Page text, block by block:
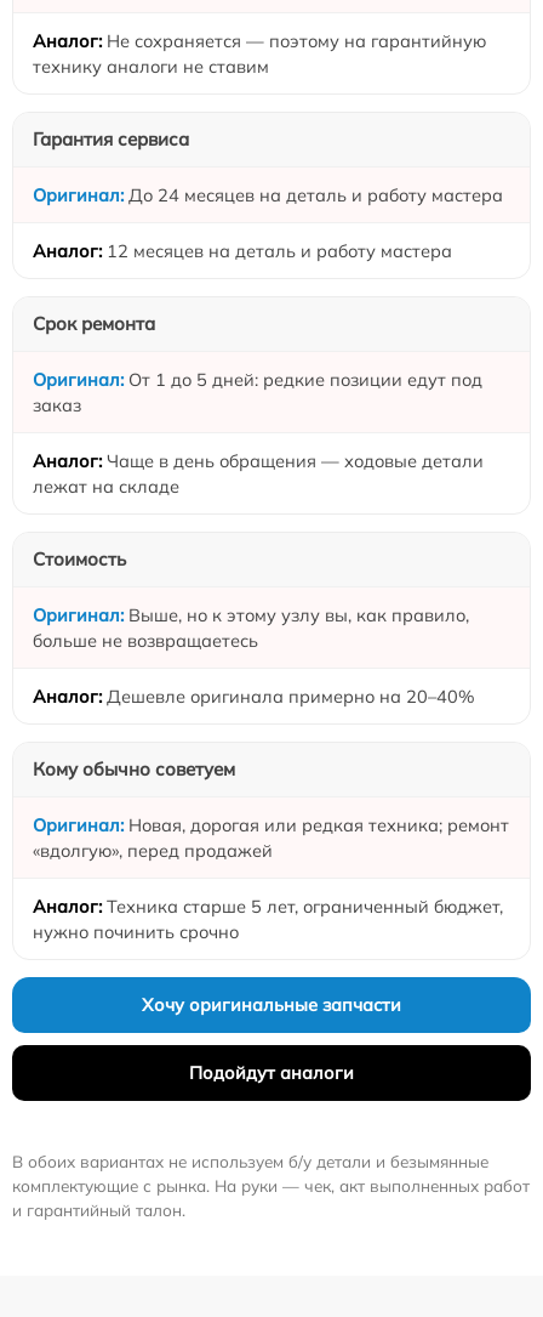
Не сохраняется — поэтому на гарантийную
технику аналоги не ставим
Гарантия сервиса
До 24 месяцев на деталь и работу мастера
12 месяцев на деталь и работу мастера
Срок ремонта
От 1 до 5 дней: редкие позиции едут под
заказ
Чаще в день обращения — ходовые детали
лежат на складе
Стоимость
Выше, но к этому узлу вы, как правило,
больше не возвращаетесь
Дешевле оригинала примерно на 20–40%
Кому обычно советуем
Новая, дорогая или редкая техника; ремонт
«вдолгую», перед продажей
Техника старше 5 лет, ограниченный бюджет,
нужно починить срочно
Хочу оригинальные запчасти
Подойдут аналоги
В обоих вариантах не используем б/у детали и безымянные
комплектующие с рынка. На руки — чек, акт выполненных работ
и гарантийный талон.